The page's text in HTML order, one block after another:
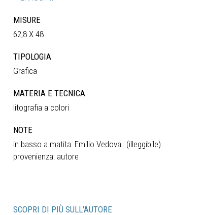
MISURE
62,8 X 48
TIPOLOGIA
Grafica
MATERIA E TECNICA
litografia a colori
NOTE
in basso a matita: Emilio Vedova…(illeggibile)
provenienza: autore
SCOPRI DI PIÙ SULL'AUTORE